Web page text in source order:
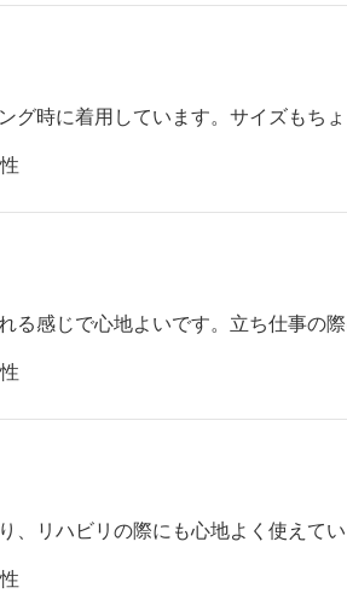
グ時に着用しています。サイズもち
る感じで心地よいです。立ち仕事の
、リハビリの際にも心地よく使えてい